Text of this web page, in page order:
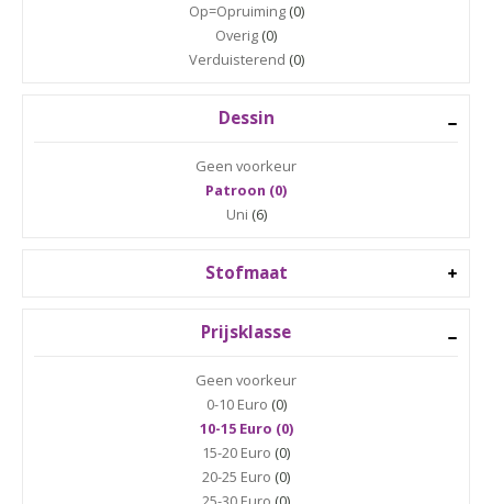
Op=Opruiming(0)
Overig (0)
Verduisterend (0)
Dessin
Geen voorkeur
Patroon (0)
Uni (6)
Stofmaat
Prijsklasse
Geen voorkeur
0-10 Euro (0)
10-15 Euro (0)
15-20 Euro (0)
20-25 Euro (0)